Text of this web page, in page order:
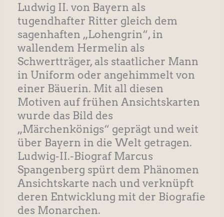
Ludwig II. von Bayern als
tugendhafter Ritter gleich dem
sagenhaften „Lohengrin“, in
wallendem Hermelin als
Schwertträger, als staatlicher Mann
in Uniform oder angehimmelt von
einer Bäuerin. Mit all diesen
Motiven auf frühen Ansichtskarten
wurde das Bild des
„Märchenkönigs“ geprägt und weit
über Bayern in die Welt getragen.
Ludwig-II.-Biograf Marcus
Spangenberg spürt dem Phänomen
Ansichtskarte nach und verknüpft
deren Entwicklung mit der Biografie
des Monarchen.